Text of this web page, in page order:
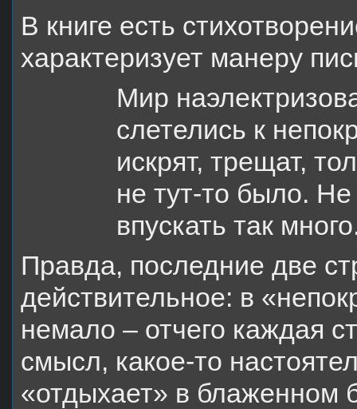
В книге есть
характеризует манеру
Мир
слетелись к
искрят, трещат,
не тут-то было.
впускать так
Правда, последние две
действительное: в
немало – отчего каждая
смысл, какое-то
«отдыхает» в блаженном